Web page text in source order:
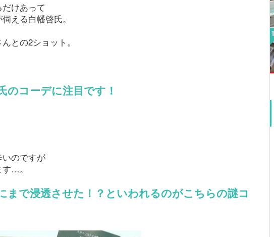
けあって
える白幡啓氏。
との2ショット。
のコーデに注目です！
のですが
…。
まで浸透させた！？といわれるのがこちらの謎コ